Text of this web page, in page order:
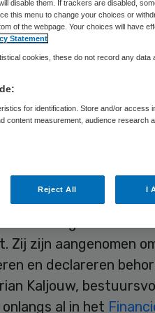
163 keer gelezen
Voor
tevoorschijn te
als een
zijn aangenomen
en declareren
Kaljouw,
al in het
disable them. If trackers are disabled,
this menu to change your choices or
of the webpage. Your choices will have
Statement
cookies, these do not record any data
for identification. Store and/or access
content measurement, audience research
Reject All I